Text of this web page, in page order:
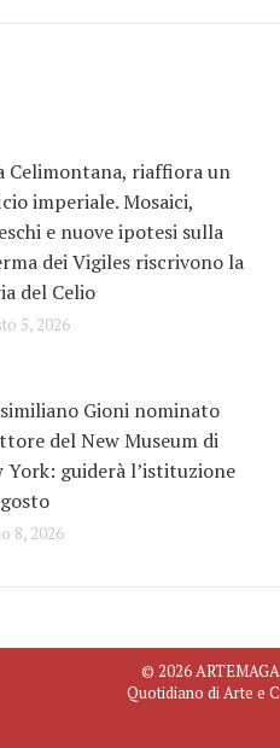
Celimontana, riaffiora un
imperiale. Mosaici,
e nuove ipotesi sulla
dei Vigiles riscrivono la
del Celio
5, 2026
Gioni nominato
del New Museum di
York: guiderà l’istituzione
8, 2026
© 2026
Quotidiano di Arte e